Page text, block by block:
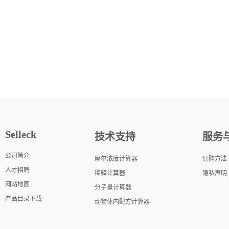
Selleck
公司简介
人才招聘
网站地图
产品目录下载
技术支持
摩尔浓度计算器
稀释计算器
分子量计算器
动物体内配方计算器
服务
订购方法
隐私声明